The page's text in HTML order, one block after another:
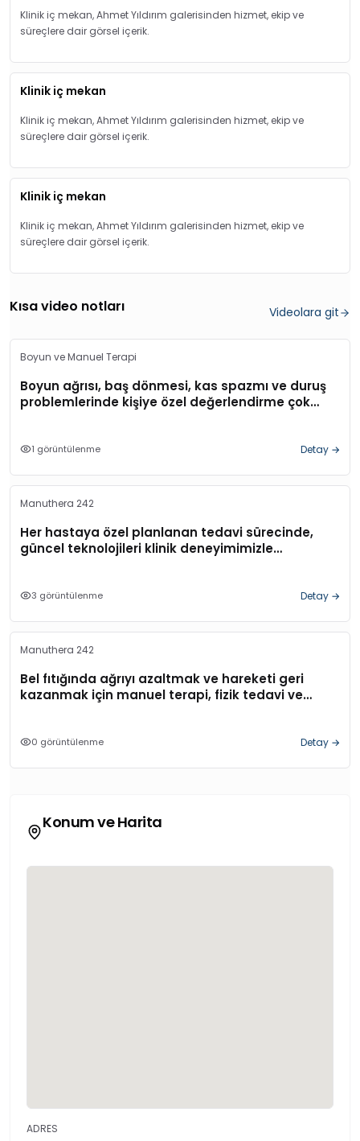
Klinik iç mekan, Ahmet Yıldırım galerisinden hizmet, ekip ve
süreçlere dair görsel içerik.
Klinik iç mekan
Klinik iç mekan, Ahmet Yıldırım galerisinden hizmet, ekip ve
süreçlere dair görsel içerik.
Klinik iç mekan
Klinik iç mekan, Ahmet Yıldırım galerisinden hizmet, ekip ve
süreçlere dair görsel içerik.
Kısa video notları Videolara git
Boyun ve Manuel Terapi
Boyun ağrısı, baş dönmesi, kas spazmı ve duruş
problemlerinde kişiye özel değerlendirme çok
1 görüntülenme Detay →
Manuthera 242
Her hastaya özel planlanan tedavi sürecinde,
güncel teknolojileri klinik deneyimimizle
3 görüntülenme Detay →
Manuthera 242
Bel fıtığında ağrıyı azaltmak ve hareketi geri
kazanmak için manuel terapi, fizik tedavi ve
0 görüntülenme Detay →
Konum ve Harita
ADRES